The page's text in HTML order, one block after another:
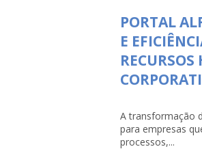
PORTAL
E
A transformação
para empresas
processos,...